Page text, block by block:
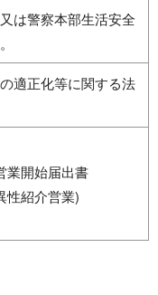
は警察本部生活安全
適正化等に関する法
業開始届出書
性紹介営業)